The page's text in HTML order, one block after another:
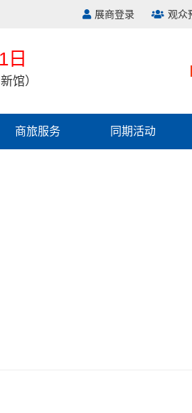
展商登录 观众
日
馆）
商旅服务 同期活动